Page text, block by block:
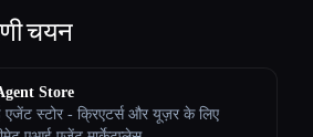
चयन
Store
स्टोर - क्रिएटर्स और यूज़र के लिए